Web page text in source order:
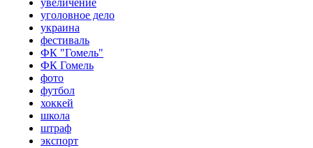
увеличение
уголовное дело
украина
фестиваль
ФК "Гомель"
ФК Гомель
фото
футбол
хоккей
школа
штраф
экспорт